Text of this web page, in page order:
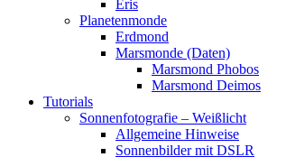
Eris
Planetenmonde
Erdmond
Marsmonde (Daten)
Marsmond Phobos
Marsmond Deimos
Tutorials
Sonnenfotografie – Weißlicht
Allgemeine Hinweise
Sonnenbilder mit DSLR